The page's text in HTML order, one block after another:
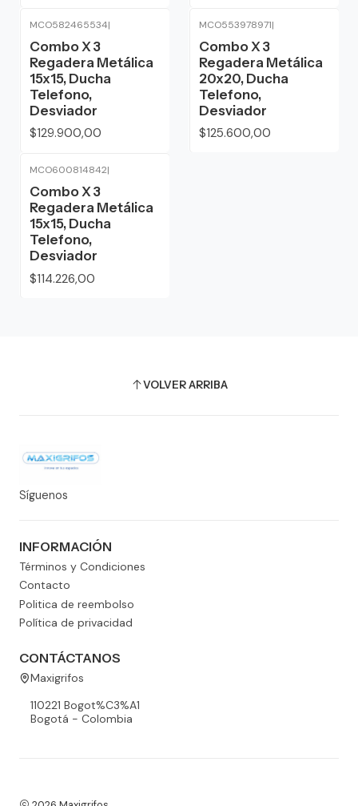
MCO582465534|
Combo X 3
Regadera Metálica
15x15, Ducha
Telefono,
Desviador
$129.900,00
MCO553978971|
Combo X 3
Regadera Metálica
20x20, Ducha
Telefono,
Desviador
$125.600,00
MCO600814842|
Combo X 3
Regadera Metálica
15x15, Ducha
Telefono,
Desviador
$114.226,00
VOLVER ARRIBA
Síguenos
INFORMACIÓN
Términos y Condiciones
Contacto
Politica de reembolso
Política de privacidad
CONTÁCTANOS
Maxigrifos
110221 Bogot%C3%A1
Bogotá - Colombia